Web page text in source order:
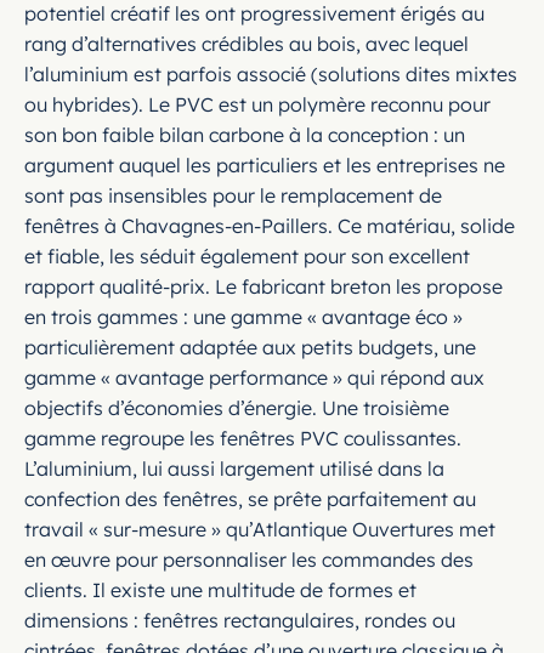
potentiel créatif les ont progressivement érigés au
rang d’alternatives crédibles au bois, avec lequel
l’aluminium est parfois associé (solutions dites mixtes
ou hybrides). Le PVC est un polymère reconnu pour
son bon faible bilan carbone à la conception : un
argument auquel les particuliers et les entreprises ne
sont pas insensibles pour le remplacement de
fenêtres à Chavagnes-en-Paillers. Ce matériau, solide
et fiable, les séduit également pour son excellent
rapport qualité-prix. Le fabricant breton les propose
en trois gammes : une gamme « avantage éco »
particulièrement adaptée aux petits budgets, une
gamme « avantage performance » qui répond aux
objectifs d’économies d’énergie. Une troisième
gamme regroupe les fenêtres PVC coulissantes.
L’aluminium, lui aussi largement utilisé dans la
confection des fenêtres, se prête parfaitement au
travail « sur-mesure » qu’Atlantique Ouvertures met
en œuvre pour personnaliser les commandes des
clients. Il existe une multitude de formes et
dimensions : fenêtres rectangulaires, rondes ou